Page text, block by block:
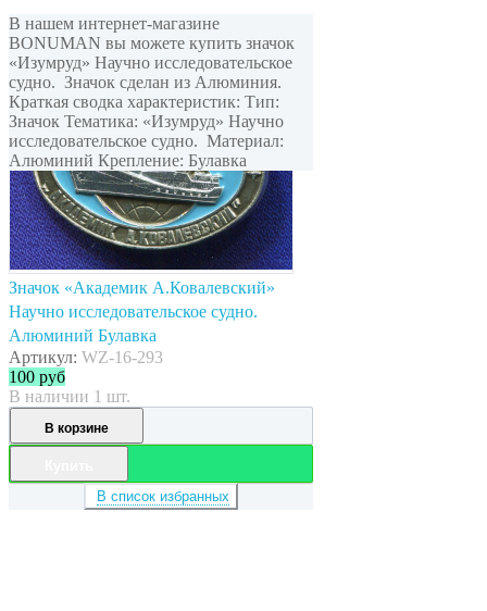
В нашем интернет-магазине
BONUMAN вы можете купить значок
«Изумруд» Научно исследовательское
судно. Значок сделан из Алюминия.
Краткая сводка характеристик: Тип:
Значок Тематика: «Изумруд» Научно
исследовательское судно. Материал:
Алюминий Крепление: Булавка
Значок «Академик А.Ковалевский»
Научно исследовательское судно.
Алюминий Булавка
Артикул: WZ-16-293
100 руб
В наличии 1 шт.
В корзине
В список избранных